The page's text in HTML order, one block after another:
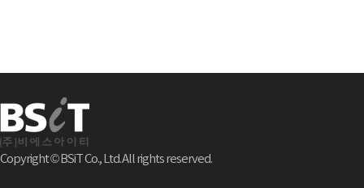
Copyright © BSiT Co., Ltd. All rights reserved.